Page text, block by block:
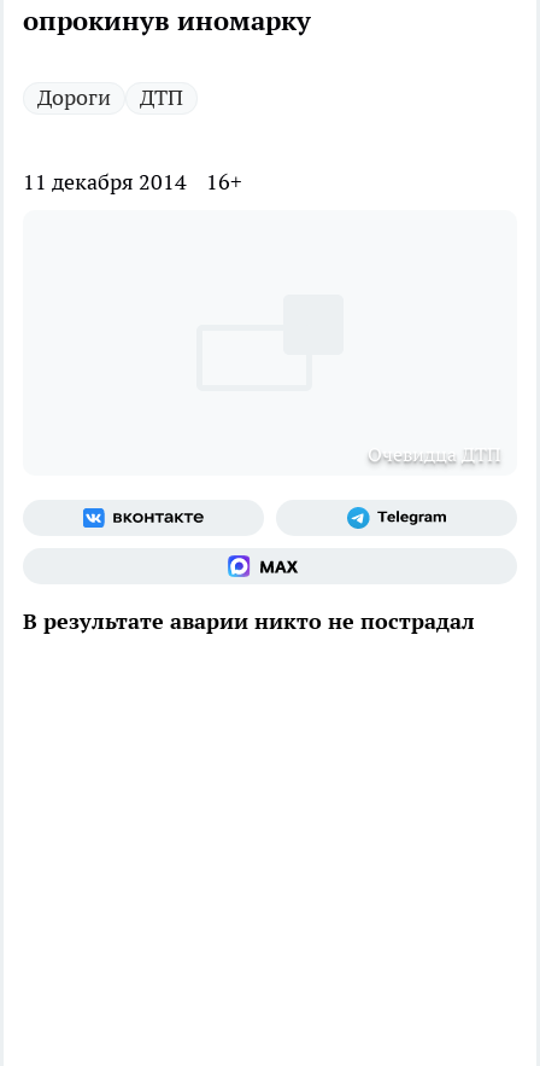
опрокинув иномарку
Дороги ДТП
11 декабря 2014 16+
Очевидца ДТП
В результате аварии никто не пострадал